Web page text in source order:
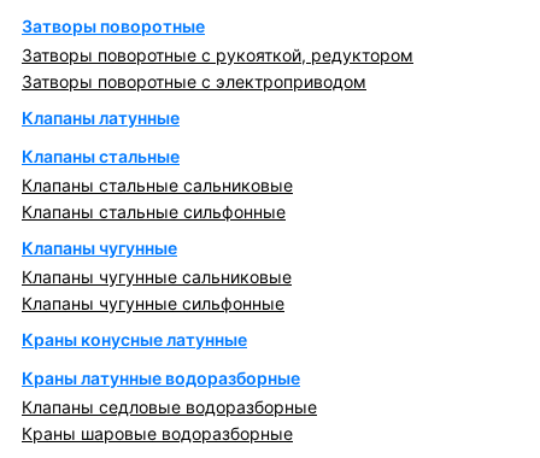
Затворы поворотные
Затворы поворотные с рукояткой, редуктором
Затворы поворотные с электроприводом
Клапаны латунные
Клапаны стальные
Клапаны стальные сальниковые
Клапаны стальные сильфонные
Клапаны чугунные
Клапаны чугунные сальниковые
Клапаны чугунные сильфонные
Краны конусные латунные
Краны латунные водоразборные
Клапаны седловые водоразборные
Краны шаровые водоразборные